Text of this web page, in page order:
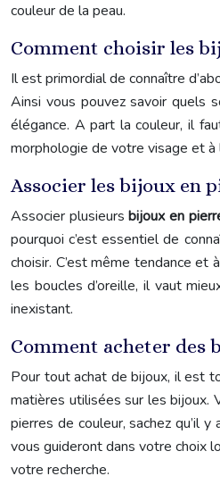
couleur de la peau.
Comment choisir les
Il est primordial de connaître
Ainsi vous pouvez savoir quels
élégance. A part la couleur, il
morphologie de votre visage et
Associer les bijoux en
Associer plusieursbijoux en
pourquoi c’est essentiel de
choisir. C’est même tendance
les boucles d’oreille, il vaut
inexistant.
Comment acheter des
Pour tout achat de bijoux, il est
matières utilisées sur les bijoux.
pierres de couleur, sachez qu’il
vous guideront dans votre choix
votre recherche.